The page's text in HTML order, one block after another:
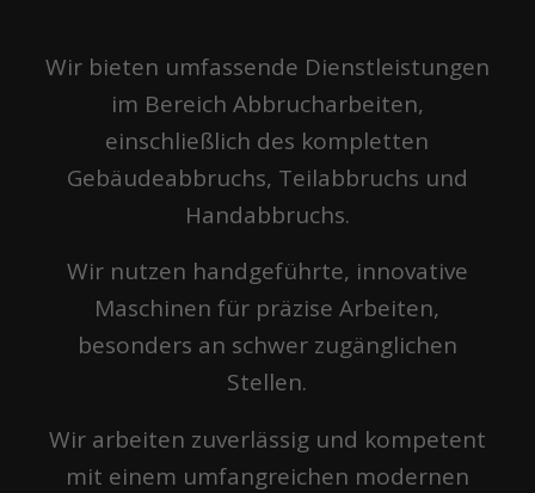
Wir bieten umfassende Dienstleistungen
im Bereich Abbrucharbeiten,
einschließlich des kompletten
Gebäudeabbruchs, Teilabbruchs und
Handabbruchs.
Wir nutzen handgeführte, innovative
Maschinen für präzise Arbeiten,
besonders an schwer zugänglichen
Stellen.
Wir arbeiten zuverlässig und kompetent
mit einem umfangreichen modernen